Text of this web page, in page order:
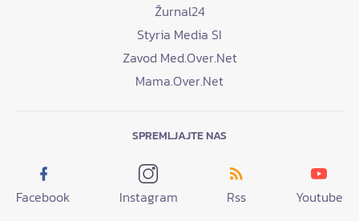
Žurnal24
Styria Media SI
Zavod Med.Over.Net
Mama.Over.Net
SPREMLJAJTE NAS
Facebook Instagram Rss Youtube